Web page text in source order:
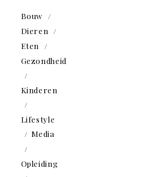
Bouw
Dieren
Eten
Gezondheid
Kinderen
Lifestyle
Media
Opleiding